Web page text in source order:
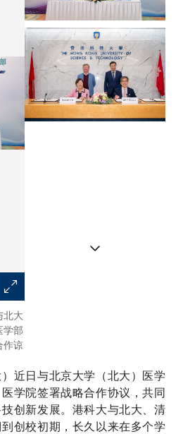
北大
学部
作谅
（后排左）与清华医学院副院长
张宗久（后排右）见证。
近日与北京大学（北大）医学
学院签署战略合作协议，共同
创新发展。港科大与北大、清
创校初期，长久以来在多个学